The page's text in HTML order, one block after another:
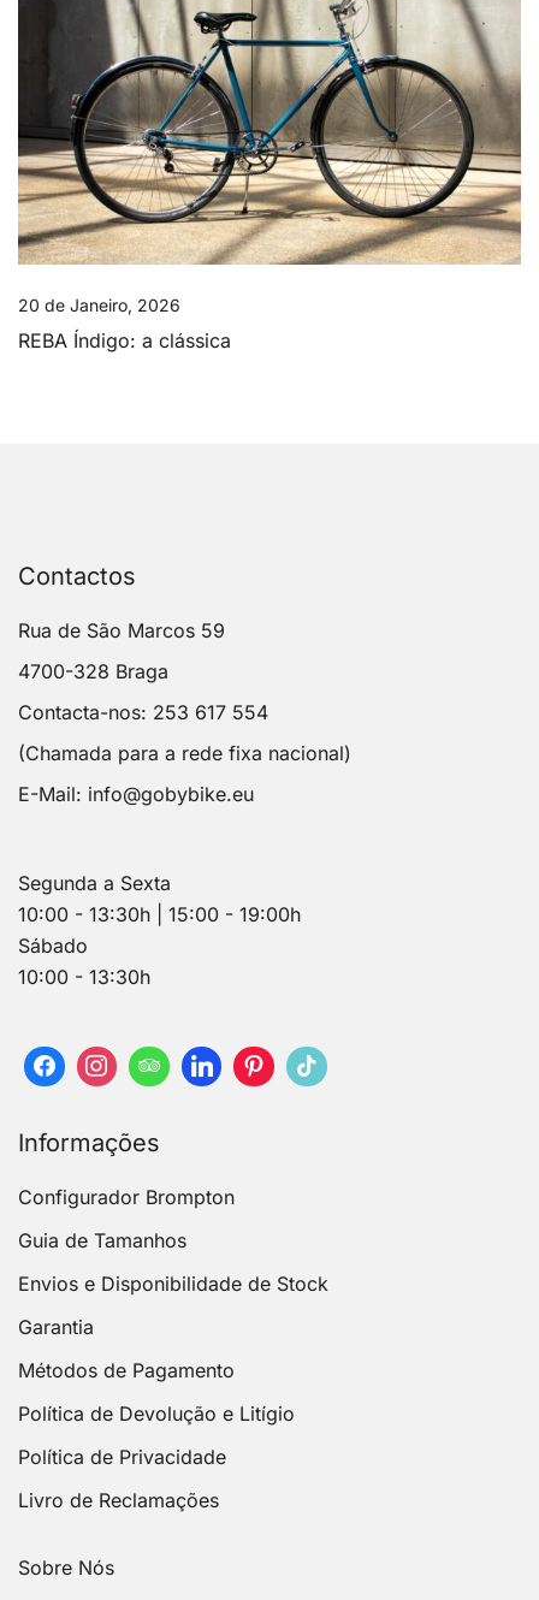
20 de Janeiro, 2026
REBA Índigo: a clássica
Contactos
Rua de São Marcos 59
4700-328 Braga
Contacta-nos: 253 617 554
(Chamada para a rede fixa nacional)
E-Mail: info@gobybike.eu
Segunda a Sexta
10:00 - 13:30h | 15:00 - 19:00h
Sábado
10:00 - 13:30h
Informações
Configurador Brompton
Guia de Tamanhos
Envios e Disponibilidade de Stock
Garantia
Métodos de Pagamento
Política de Devolução e Litígio
Política de Privacidade
Livro de Reclamações
Sobre Nós